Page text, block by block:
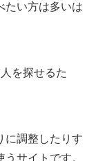
たい方は多いは
を探せるた
に調整したりす
サイトです。